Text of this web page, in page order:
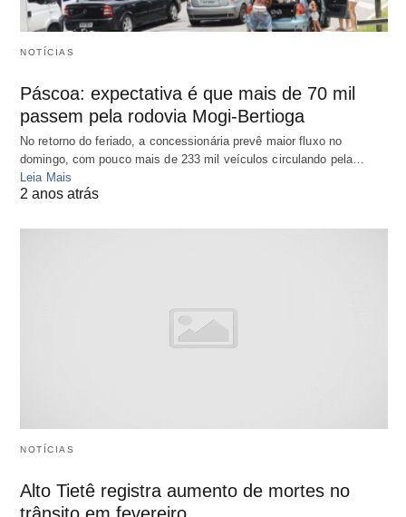
NOTÍCIAS
Páscoa: expectativa é que mais de 70 mil
passem pela rodovia Mogi-Bertioga
No retorno do feriado, a concessionária prevê maior fluxo no
domingo, com pouco mais de 233 mil veículos circulando pela…
Leia Mais
2 anos atrás
NOTÍCIAS
Alto Tietê registra aumento de mortes no